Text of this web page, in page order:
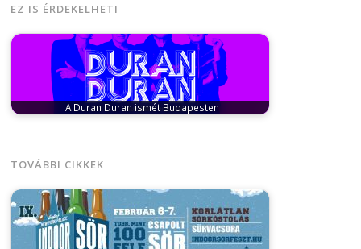
EZ IS ÉRDEKELHETI
A Duran Duran ismét Budapesten
TOVÁBBI CIKKEK